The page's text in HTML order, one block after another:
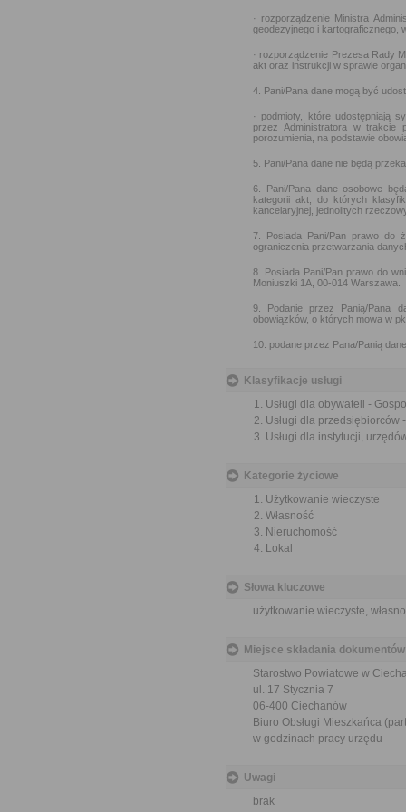
· rozporządzenie Ministra
geodezyjnego i kartograficznego,
· rozporządzenie Prezesa Rady
akt oraz instrukcji w sprawie
4. Pani/Pana dane mogą być
· podmioty, które udostępniają
przez Administratora w trakcie
porozumienia, na podstawie
5. Pani/Pana dane nie będą
6. Pani/Pana dane osobowe
kategorii akt, do których
kancelaryjnej, jednolitych
7. Posiada Pani/Pan prawo do
ograniczenia przetwarzania
8. Posiada Pani/Pan prawo do
Moniuszki 1A, 00-014 Warszawa.
9. Podanie przez Panią/Pana
obowiązków, o których mowa w
10. podane przez Pana/Panią
Klasyfikacje usługi
Usługi dla obywateli -
Usługi dla przedsiębiorców
Usługi dla instytucji,
Kategorie życiowe
Użytkowanie wieczyste
Własność
Nieruchomość
Lokal
Słowa kluczowe
użytkowanie wieczyste,
Miejsce składania dokumentów
Starostwo Powiatowe w
ul. 17 Stycznia 7
06-400 Ciechanów
Biuro Obsługi Mieszkańca
w godzinach pracy urzędu
Uwagi
brak